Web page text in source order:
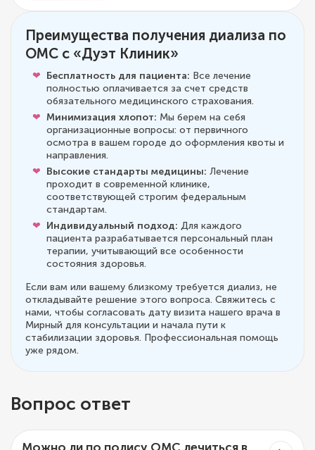
Преимущества получения диализа по
ОМС с «Дуэт Клиник»
Бесплатность для пациента: Все лечение
полностью оплачивается за счет средств
обязательного медицинского страхования.
Минимизация хлопот: Мы берем на себя
организационные вопросы: от первичного
осмотра в вашем городе до оформления квоты и
направления.
Высокие стандарты медицины: Лечение
проходит в современной клинике,
соответствующей строгим федеральным
стандартам.
Индивидуальный подход: Для каждого
пациента разрабатывается персональный план
терапии, учитывающий все особенности
состояния здоровья.
Если вам или вашему близкому требуется диализ, не
откладывайте решение этого вопроса. Свяжитесь с
нами, чтобы согласовать дату визита нашего врача в
Мирный для консультации и начала пути к
стабилизации здоровья. Профессиональная помощь
уже рядом.
Вопрос ответ